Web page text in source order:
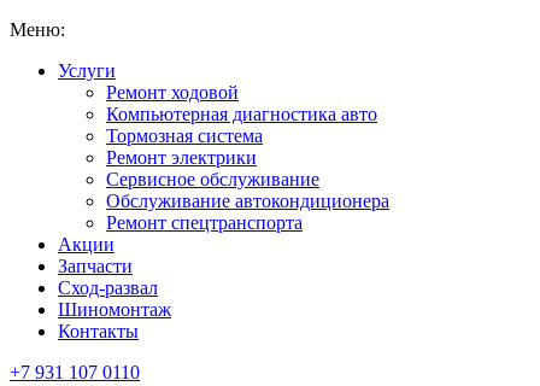
Меню:
Услуги
Ремонт ходовой
Компьютерная диагностика авто
Тормозная система
Ремонт электрики
Сервисное обслуживание
Обслуживание автокондиционера
Ремонт спецтранспорта
Акции
Запчасти
Сход-развал
Шиномонтаж
Контакты
+7 931 107 0110